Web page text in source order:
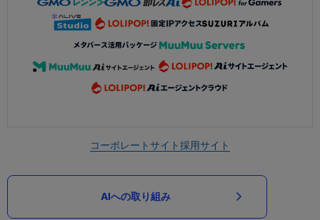
コーポレートサイト採用サイト
AIへの取り組み